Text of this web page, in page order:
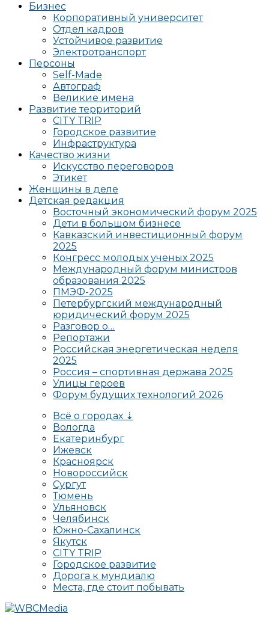
Бизнес
Корпоративный университет
Отдел кадров
Устойчивое развитие
Электротранспорт
Персоны
Self-Made
Автограф
Великие имена
Развитие территорий
CITY TRIP
Городское развитие
Инфраструктура
Качество жизни
Искусство переговоров
Этикет
Женщины в деле
Детская редакция
Восточный экономический форум 2025
Дети в большом бизнесе
Кавказский инвестиционный форум
2025
Конгресс молодых ученых 2025
Международный форум министров
образования 2025
ПМЭФ-2025
Петербургский международный
юридический форум 2025
Разговор о…
Репортажи
Российская энергетическая неделя
2025
Россия – спортивная держава 2025
Улицы героев
Форум будущих технологий 2026
Всё о городах ⇣
Вологда
Екатеринбург
Ижевск
Красноярск
Новороссийск
Сургут
Тюмень
Ульяновск
Челябинск
Южно-Сахалинск
Якутск
CITY TRIP
Городское развитие
Дорога к мундиалю
Места, где стоит побывать